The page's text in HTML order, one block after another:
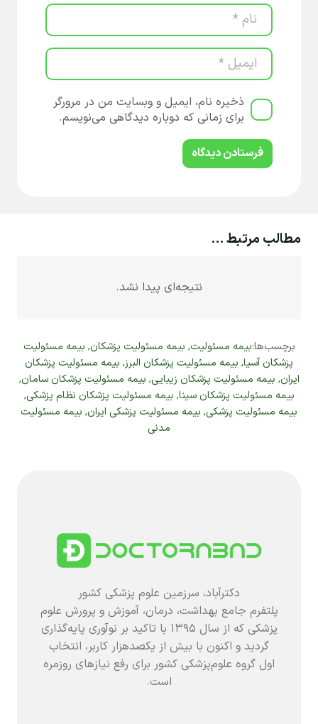
ذخیره نام، ایمیل و وبسایت من در مرورگر
برای زمانی که دوباره دیدگاهی می‌نویسم.
فرستادن دیدگاه
مطالب مرتبط …
نتیجه‌ای پیدا نشد.
برچسب‌ها:بیمه مسئولیت, بیمه مسئولیت پزشکان, بیمه مسئولیت
پزشکان آسیا, بیمه مسئولیت پزشکان البرز, بیمه مسئولیت پزشکان
ایران, بیمه مسئولیت پزشکان زیبایی, بیمه مسئولیت پزشکان سامان,
بیمه مسئولیت پزشکان سینا, بیمه مسئولیت پزشکان نظام پزشکی,
بیمه مسئولیت پزشکی, بیمه مسئولیت پزشکی ایران, بیمه مسئولیت
مدنی
دکترآباد، سرزمین علوم پزشکی کشور
پلتفرم جامع بهداشت، درمان، آموزش و پرورش علوم
پزشکی که از سال ۱۳۹۵ با تاکید بر نوآوری پایه‌گذاری
گردید و اکنون با بیش از یکصدهزار کاربر، انتخاب
اول گروه علوم‌پزشکی کشور برای رفع نیازهای روزمره
است.